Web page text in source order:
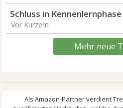
Schluss in
Vor Kurzem
Mehr neue